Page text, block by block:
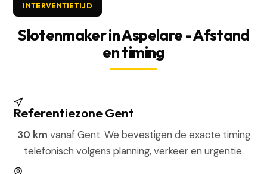
INTERVENTIETIJD
Slotenmaker in Aspelare - Afstand
en timing
Referentiezone Gent
30 km vanaf Gent. We bevestigen de exacte timing
telefonisch volgens planning, verkeer en urgentie.